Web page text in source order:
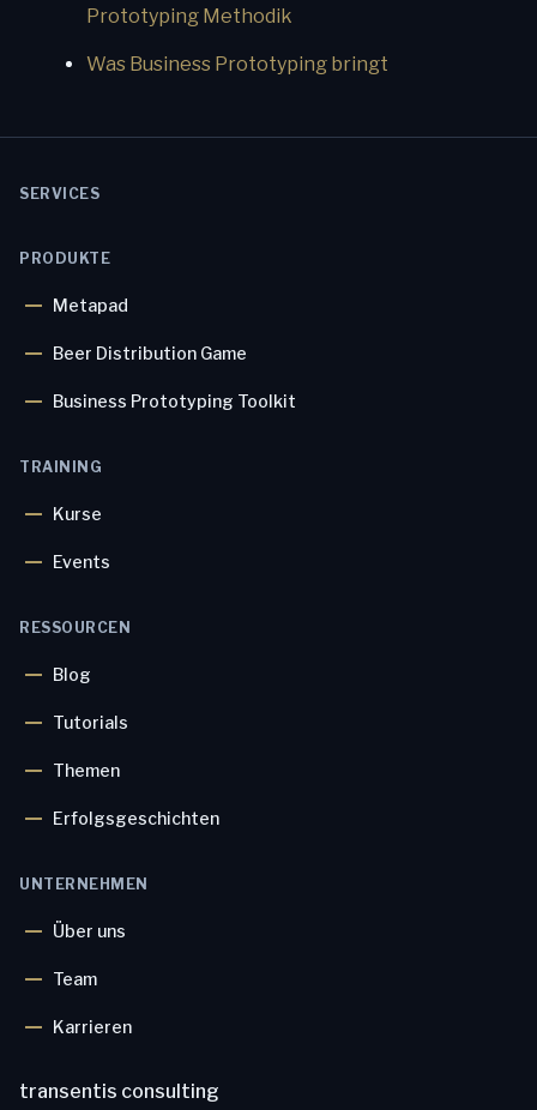
Prototyping Methodik
Was Business Prototyping bringt
transentis consulting
SERVICES
PRODUKTE
Metapad
Beer Distribution Game
Business Prototyping Toolkit
TRAINING
Kurse
Events
RESSOURCEN
Blog
Tutorials
Themen
Erfolgsgeschichten
UNTERNEHMEN
Über uns
Team
Karrieren